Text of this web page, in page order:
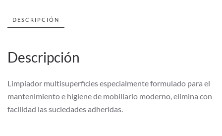
DESCRIPCIÓN
Descripción
Limpiador multisuperficies especialmente formulado para el
mantenimiento e higiene de mobiliario moderno, elimina con
facilidad las suciedades adheridas.